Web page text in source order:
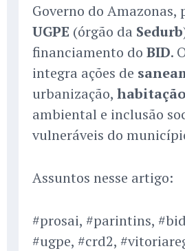
Governo do Amazonas,
UGPE (órgão da Sedurb
financiamento do BID.
integra ações de
urbanização, habitação
ambiental e inclusão
vulneráveis do
Assuntos nesse artigo:
#prosai, #parintins,
#ugpe, #crd2,